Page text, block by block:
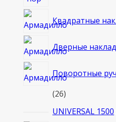
Квадратные
Дверные
Поворотные
2626
товаров
UNIVERSAL 1500